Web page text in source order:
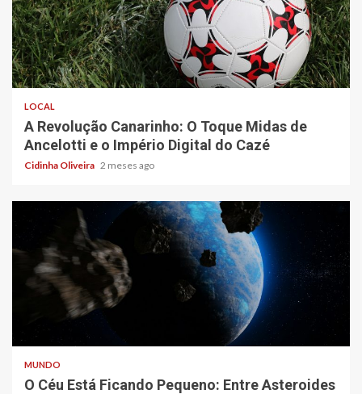
4 min read
LOCAL
A Revolução Canarinho: O Toque Midas de
Ancelotti e o Império Digital do Cazé
Cidinha Oliveira 2 meses ago
MUNDO
O Céu Está Ficando Pequeno: Entre Asteroides